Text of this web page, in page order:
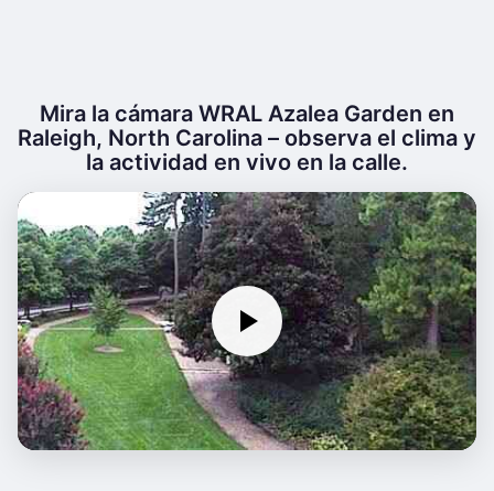
Mira la cámara WRAL Azalea Garden en
Raleigh, North Carolina – observa el clima y
la actividad en vivo en la calle.